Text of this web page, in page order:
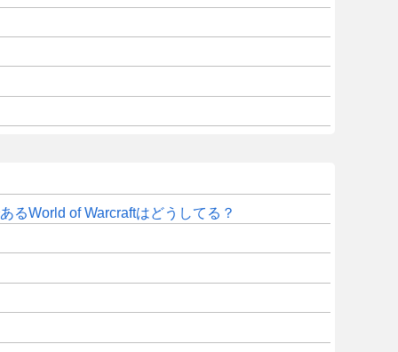
World of Warcraftはどうしてる？